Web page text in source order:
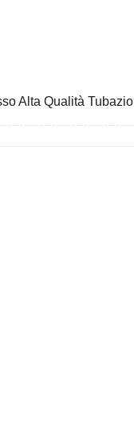
Alta Qualità